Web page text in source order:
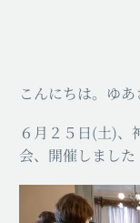
こんにちは。ゆあ
６月２５日(土)、
会、開催しました